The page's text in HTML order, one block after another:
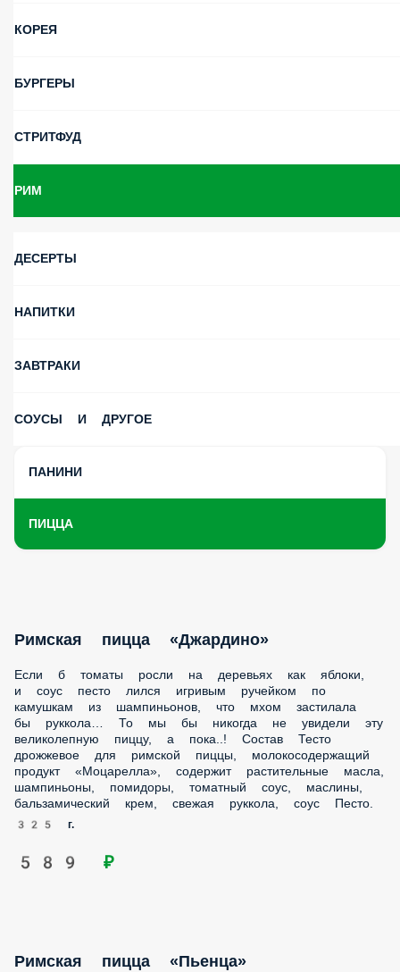
КОРЕЯ
БУРГЕРЫ
СТРИТФУД
РИМ
ДЕСЕРТЫ
НАПИТКИ
ЗАВТРАКИ
СОУСЫ И ДРУГОЕ
ПАНИНИ
ПИЦЦА
Римская пицца «Джардино»
Если б томаты росли на деревьях как яблоки,
и соус песто лился игривым ручейком по
камушкам из шампиньонов, что мхом застилала
бы руккола… То мы бы никогда не увидели эту
великолепную пиццу, а пока..! Состав Тесто
дрожжевое для римской пиццы, молокосодержащий
продукт «Моцарелла», содержит растительные масла,
шампиньоны, помидоры, томатный соус, маслины,
бальзамический крем, свежая руккола, соус Песто.
325 г.
589 ₽
Римская пицца «Пьенца»